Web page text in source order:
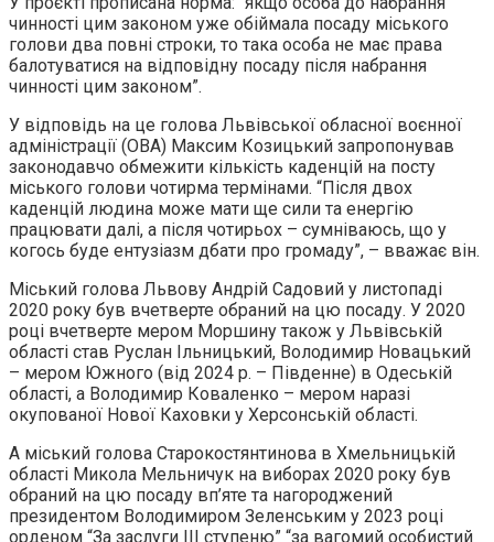
чинності цим законом уже обіймала посаду міського
голови два повні строки, то така особа не має права
балотуватися на відповідну посаду після набрання
чинності цим законом”.
У відповідь на це голова Львівської обласної воєнної
адміністрації (ОВА) Максим Козицький запропонував
законодавчо обмежити кількість каденцій на посту
міського голови чотирма термінами. “Після двох
каденцій людина може мати ще сили та енергію
працювати далі, а після чотирьох – сумніваюсь, що у
когось буде ентузіазм дбати про громаду”, – вважає він.
Міський голова Львову Андрій Садовий у листопаді
2020 року був вчетверте обраний на цю посаду. У 2020
році вчетверте мером Моршину також у Львівській
області став Руслан Ільницький, Володимир Новацький
– мером Южного (від 2024 р. – Південне) в Одеській
області, а Володимир Коваленко – мером наразі
окупованої Нової Каховки у Херсонській області.
А міський голова Старокостянтинова в Хмельницькій
області Микола Мельничук на виборах 2020 року був
обраний на цю посаду вп’яте та нагороджений
президентом Володимиром Зеленським у 2023 році
орденом “За заслуги III ступеню” “за вагомий особистий